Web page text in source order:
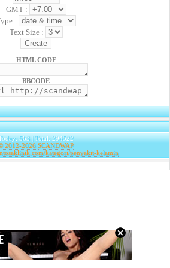
GMT :
:
Text Size :
HTML CODE
BBCODE
563 | Total: 294522
2012-2026 SCANDWAP
kategori/penyakit-kelamin